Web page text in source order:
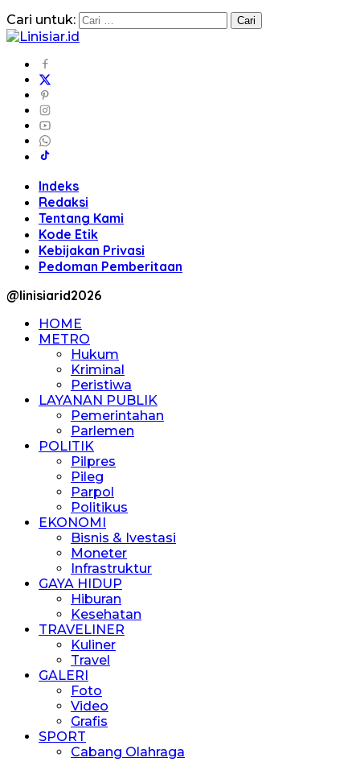
Cari untuk:
Indeks
Redaksi
Tentang Kami
Kode Etik
Kebijakan Privasi
Pedoman Pemberitaan
@linisiarid2026
HOME
METRO
Hukum
Kriminal
Peristiwa
LAYANAN PUBLIK
Pemerintahan
Parlemen
POLITIK
Pilpres
Pileg
Parpol
Politikus
EKONOMI
Bisnis & Ivestasi
Moneter
Infrastruktur
GAYA HIDUP
Hiburan
Kesehatan
TRAVELINER
Kuliner
Travel
GALERI
Foto
Video
Grafis
SPORT
Cabang Olahraga